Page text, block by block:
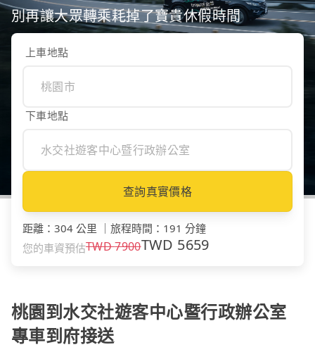
別再讓大眾轉乘耗掉了寶貴休假時間
上車地點
下車地點
查詢真實價格
距離 ： 304 公里 旅程時間 ： 191 分鐘
您的車資預估TWD7900TWD 5659
桃園到水交社遊客中心暨行政辦公室
專車到府接送